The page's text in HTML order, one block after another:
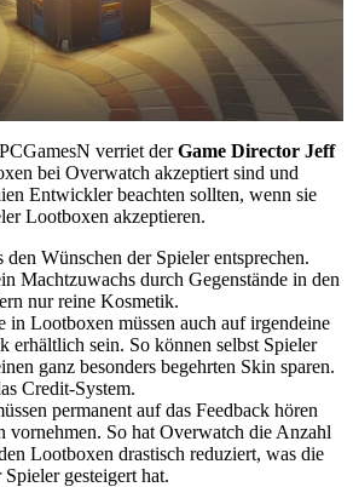
verriet derGame Director Jeff
bei Overwatch akzeptiert sind und
Entwickler beachten sollten, wenn sie
Lootboxen akzeptieren.
den Wünschen der Spieler entsprechen.
Machtzuwachs durch Gegenstände in den
nur reine Kosmetik.
in Lootboxen müssen auch auf irgendeine
erhältlich sein. So können selbst Spieler
ganz besonders begehrten Skin sparen.
Credit-System.
permanent auf das Feedback hören
vornehmen. So hat Overwatch die Anzahl
Lootboxen drastisch reduziert, was die
gesteigert hat.